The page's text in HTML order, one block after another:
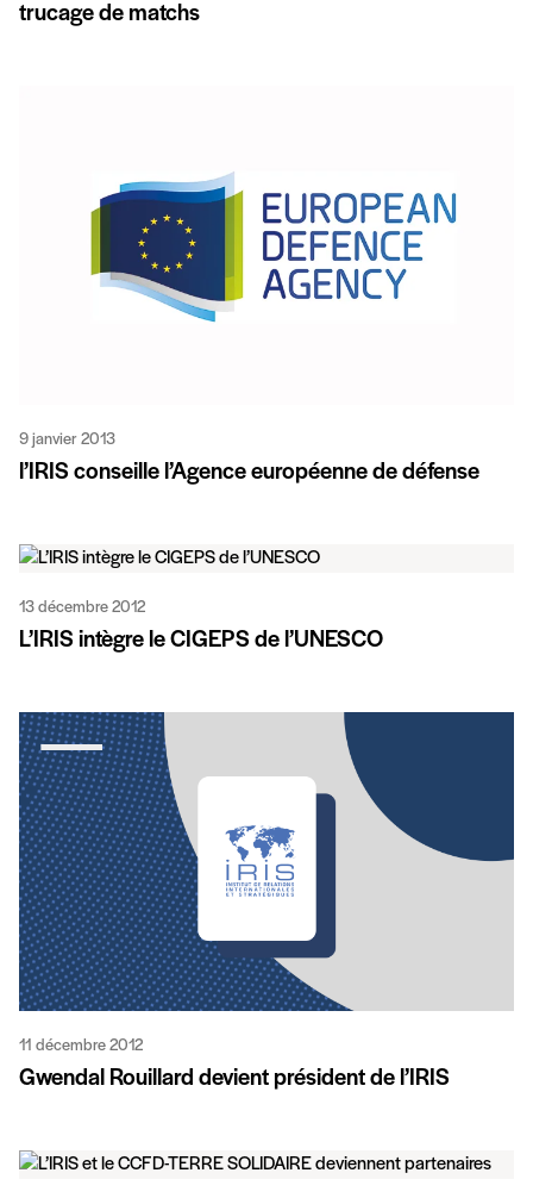
trucage de matchs
9 janvier 2013
l’IRIS conseille l’Agence européenne de défense
13 décembre 2012
L’IRIS intègre le CIGEPS de l’UNESCO
11 décembre 2012
Gwendal Rouillard devient président de l’IRIS